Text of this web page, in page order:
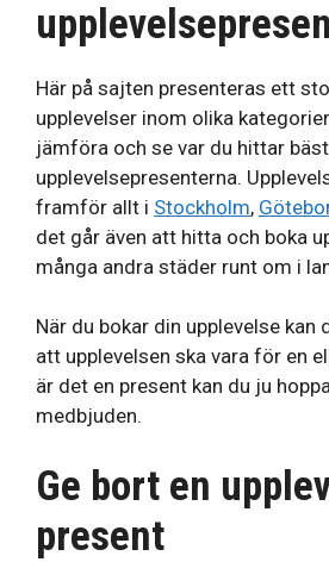
Här på sajten presenteras ett
upplevelser inom olika
jämföra och se var du hittar
upplevelsepresenterna.
framför allt i Stockholm,
det går även att hitta och boka
många andra städer runt om i
När du bokar din upplevelse kan
att upplevelsen ska vara för en
är det en present kan du ju
medbjuden.
Ge bort en
present